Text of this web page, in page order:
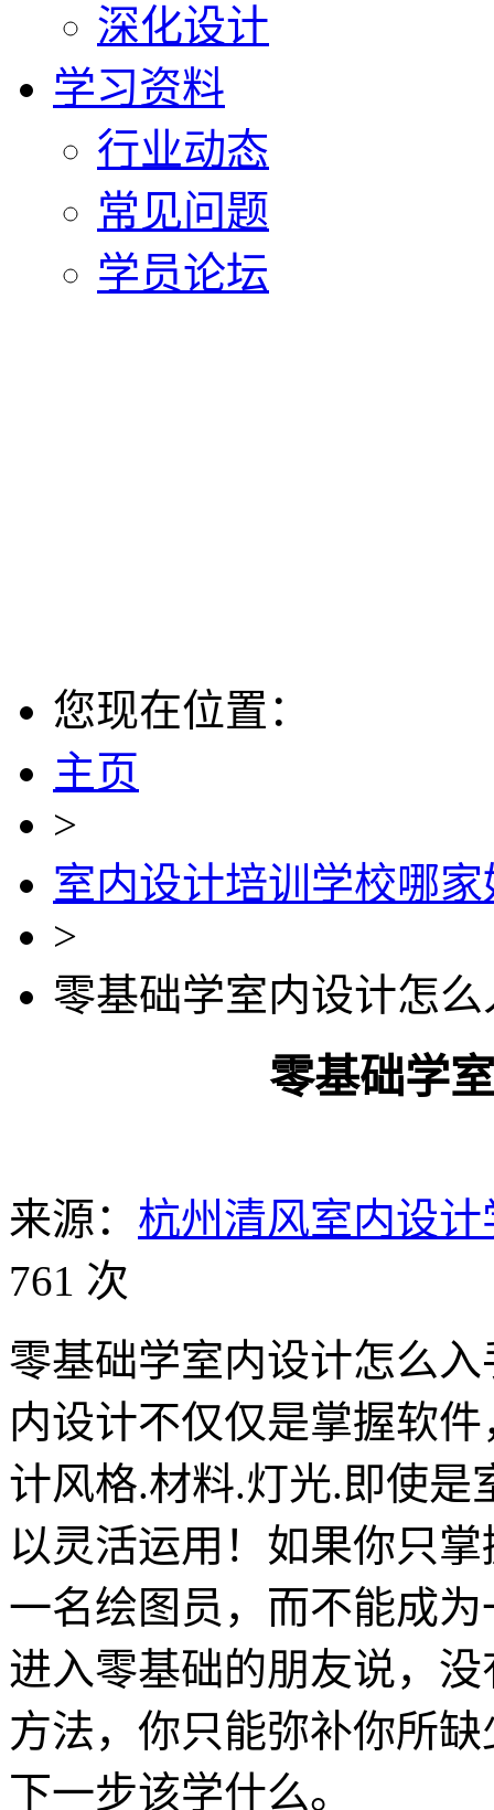
深化设计
学习资料
行业动态
常见问题
学员论坛
您现在位置：
主页
>
室内设计培训学校哪家
>
零基础学室内设计怎么
零基础学
来源： 杭州清风室内设计
761 次
零基础学室内设计怎么
内设计不仅仅是掌握软
计风格.材料.灯光.即使
以灵活运用！如果你只
一名绘图员，而不能成
进入零基础的朋友说，
方法，你只能弥补你所
下一步该学什么。